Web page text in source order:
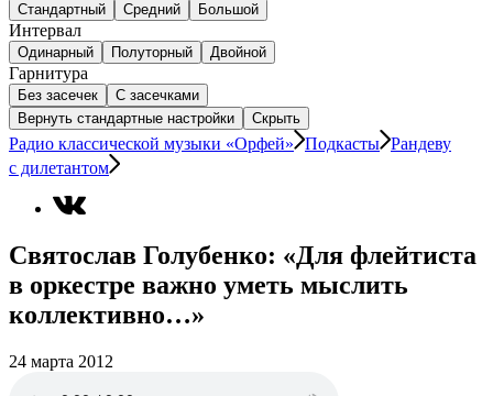
Стандартный Средний Большой
Интервал
Одинарный Полуторный Двойной
Гарнитура
Без засечек
С засечками
Вернуть стандартные настройки
Скрыть
Радио классической музыки «Орфей» Подкасты Рандеву
с дилетантом
Святослав Голубенко: «Для флейтиста
в оркестре важно уметь мыслить
коллективно…»
24 марта 2012